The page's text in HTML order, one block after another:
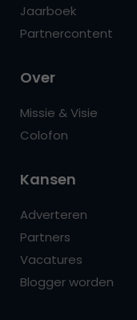
Jaarboek
Partnercontent
Over
Missie & Visie
Colofon
Kansen
Adverteren
Partners
Vacatures
Blogger worden